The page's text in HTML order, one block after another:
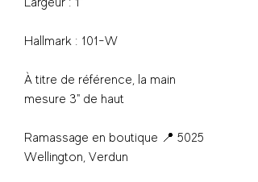
Hallmark : 101-W
À titre de référence, la main
mesure 3" de haut
Ramassage en boutique 📍 5025
Wellington, Verdun